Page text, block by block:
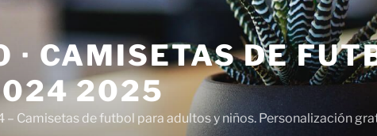
· CAMISETAS DE
2025
Camisetas de futbol para adultos y niños. Personalización